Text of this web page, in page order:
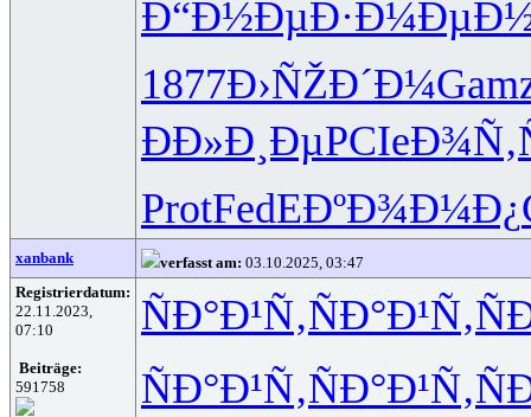
Ð“Ð½ÐµÐ·
1877Ð›ÑŽÐ´Ð¼
ÐÐ»Ð¸ÐµPCIe
ProtFedEÐºÐ¾Ð¼Ð¿
xanbank verfasst am: 03.10.2025, 03:47
Registrierdatum:
22.11.2023,
07:10
Beiträge:
591758
ÑÐ°Ð¹Ñ‚ÑÐ°Ð¹Ñ‚
ÑÐ°Ð¹Ñ‚ÑÐ°Ð¹Ñ‚